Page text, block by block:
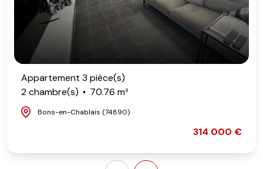
Appartement 3 pièce(s)
2 chambre(s)
70.76 m²
Bons-en-Chablais (74890)
314 000 €